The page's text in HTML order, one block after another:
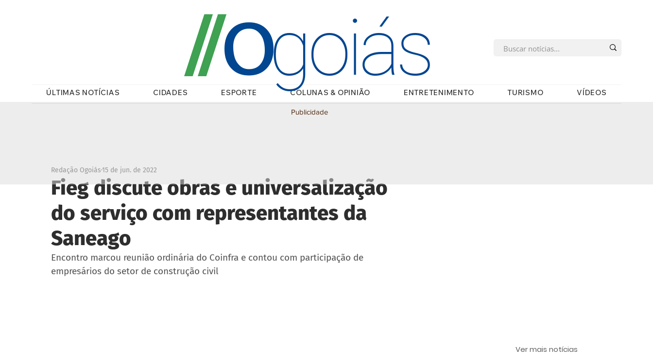
ÚLTIMAS NOTÍCIAS CIDADES ESPORTE COLUNAS & OPINIÃO ENTRETENIMENTO TURISMO VÍDEOS
//Ogoiás
Fieg discute obras e universalização
do serviço com representantes da
Saneago
Redação Ogoiás15 de jun. de 2022
Encontro marcou reunião ordinária do Coinfra e contou com participação de
empresários do setor de construção civil
Publicidade
Ver mais notícias